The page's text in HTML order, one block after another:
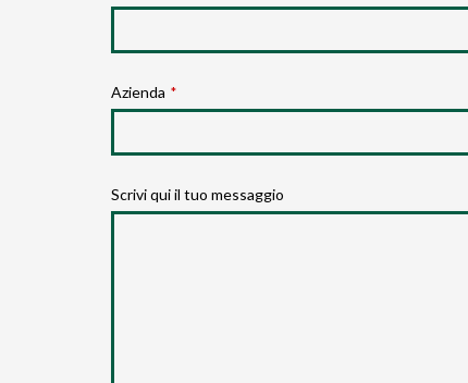
Azienda *
Scrivi qui il tuo messaggio